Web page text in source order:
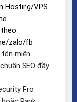
Hosting/VPS
zalo/fb
tên miền
SEO đầy
Pro